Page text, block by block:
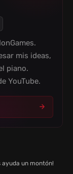
mis ideas,
piano.
YouTube.
ayuda un montón!